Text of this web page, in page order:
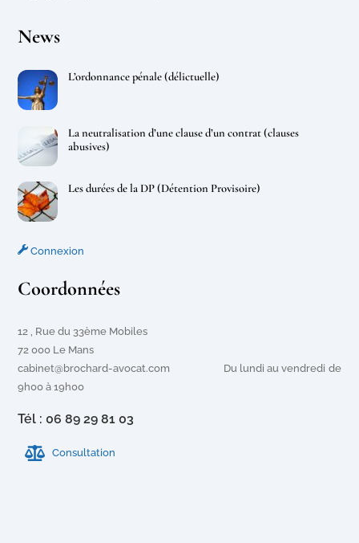
News
L’ordonnance pénale (délictuelle)
La neutralisation d’une clause d’un contrat (clauses
abusives)
Les durées de la DP (Détention Provisoire)
Connexion
Coordonnées
12 , Rue du 33ème Mobiles
72 000 Le Mans
cabinet@brochard-avocat.com Du lundi au vendredi de
9h00 à 19h00
Tél : 06 89 29 81 03
Consultation